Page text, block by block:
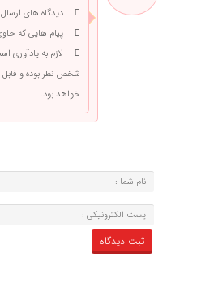
دیدگاه های
پیام هایی که
لازم به
شخص نظر بوده و
خواهد بود.